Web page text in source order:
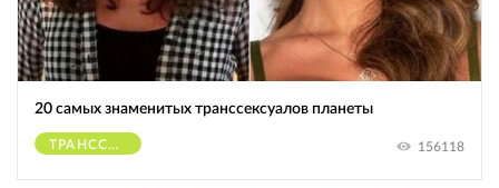
20 самых знаменитых транссексуалов планеты
ТРАНССЕКСУАЛЫ 156118